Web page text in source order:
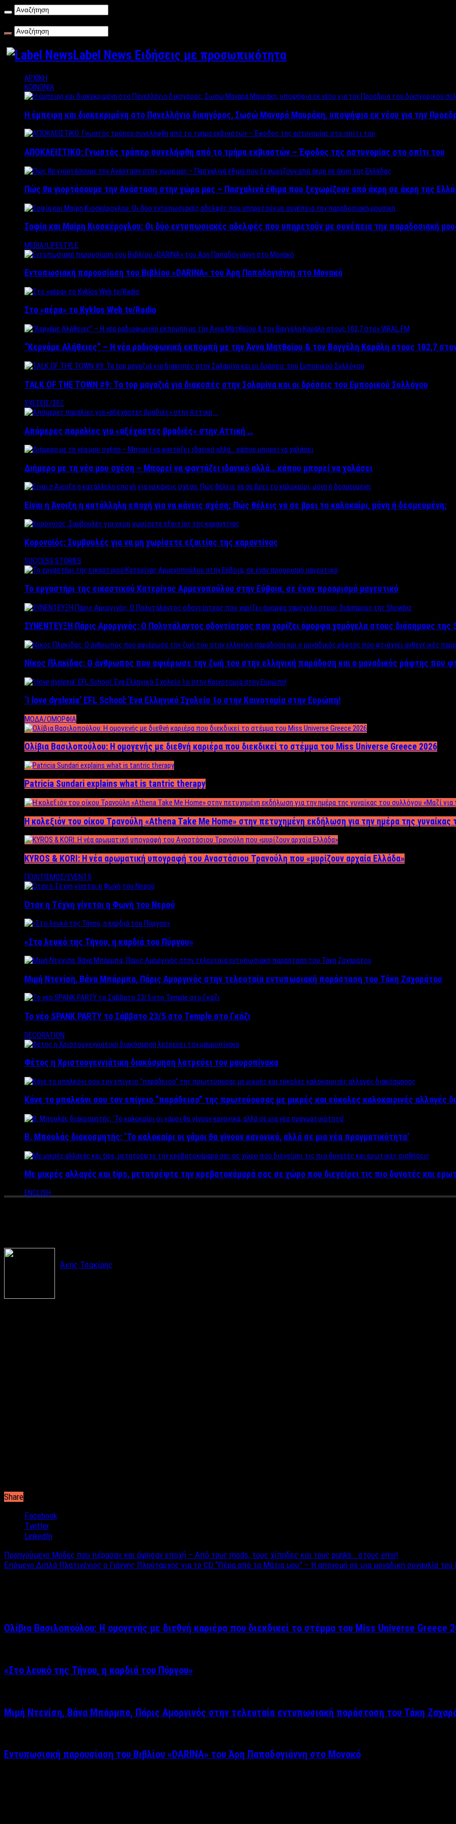
Label News Ειδήσεις με προσωπικότητα
ΑΡΧΙΚΗ
ΚΟΙΝΩΝΙΑ
Η έμπειρη και διακεκριμένη στο Πανελλήνιο δικηγόρος, Σωσώ Μαναρά Μαυράκη, υποψήφια εκ νέου για την
ΑΠΟΚΛΕΙΣΤΙΚΟ: Γνωστός τράπερ συνελήφθη από το τμήμα εκβιαστών – Έφοδος της αστυνομίας στο σπίτι του
Πώς θα γιορτάσουμε την Ανάσταση στην χώρα μας – Πασχαλινά έθιμα που ξεχωρίζουν από άκρη σε άκρη της
Σοφία και Μαίρη Κιοσκέρογλου: Οι δύο εντυπωσιακές αδελφές που υπηρετούν με συνέπεια την παραδοσιακή
MEDIA/LIFESTYLE
Εντυπωσιακή παρουσίαση του Βιβλίου «DARINA» του Άρη Παπαδογιάννη στο Μονακό
Στο «αέρα» το Kyklos Web tv/Radio
“Kερνάμε Αλήθειες” – Η νέα ραδιοφωνική εκπομπή με την Άννα Ματθαίου & τον Βαγγέλη Καράλη στους 102,7
TALK OF THE TOWN #9: Τα top μαγαζιά για διακοπές στην Σαλαμίνα και οι δράσεις του Εμπορικού Συλλόγου
ΣΧΕΣΕΙΣ/ΣΕΞ
Απόμερες παραλίες για «αξέχαστες βραδιές» στην Αττική …
Διήμερο με τη νέα μου σχέση – Μπορεί να φαντάζει ιδανικό αλλά… κάπου μπορεί να χαλάσει
Είναι η Άνοιξη η κατάλληλη εποχή για να κάνεις σχέση; Πώς θέλεις να σε βρει το καλοκαίρι, μόνη ή δεσμευμένη;
Κορονοϊός: Συμβουλές για να μη χωρίσετε εξαιτίας της καραντίνας
SUCCESS STORIES
Το εργαστήρι της εικαστικού Κατερίνας Αρμενοπούλου στην Εύβοια, σε έναν προορισμό μαγευτικό
ΣΥΝΕΝΤΕΥΞΗ Πάρις Αμοργινός: O Πολυτάλαντος οδοντίατρος που χαρίζει όμορφα χαμόγελα στους διάσημους της
Νίκος Πλακίδας: O άνθρωπος που αφιέρωσε την ζωή του στην ελληνική παράδοση και ο μοναδικός ράφτης που
‘Ι love dyslexia’ EFL School: Ένα Ελληνικό Σχολείo 1ο στην Καινοτομία στην Ευρώπη!
ΜΟΔΑ/ΟΜΟΡΦΙΑ
Ολίβια Βασιλοπούλου: Η ομογενής με διεθνή καριέρα που διεκδικεί το στέμμα του Miss Universe Greece 2026
Patricia Sundari explains what is tantric therapy
Η κολεξιόν του οίκου Τρανούλη «Athena Take Me Home» στην πετυχημένη εκδήλωση για την ημέρα της γυναίκας
KYROS & KORI: Η νέα αρωματική υπογραφή του Αναστάσιου Τρανούλη που «μυρίζουν αρχαία Ελλάδα»
ΠΟΛΙΤΙΣΜΟΣ/EVENTS
Όταν η Τέχνη γίνεται η Φωνή του Νερού
«Στο λευκό της Τήνου, η καρδιά του Πύργου»
Μιμή Ντενίση, Βάνα Μπάρμπα, Πάρις Αμοργινός στην τελευταία εντυπωσιακή παράσταση του Τάκη Ζαχαράτου
Το νέο SPANK PARTY το Σάββατο 23/5 στο Temple στο Γκάζι
DECORATION
Φέτος η Χριστουγεννιάτικη διακόσμηση λατρεύει τον μαυροπίνακα
Κάνε το μπαλκόνι σου τον επίγειο “παράδεισο” της πρωτεύουσας με μικρές και εύκολες καλοκαιρινές αλλαγές
Β. Μπουλάς διακοσμητής: ‘Το καλοκαίρι οι γάμοι θα γίνουν κανονικά, αλλά σε μια νέα πραγματικότητα’
Με μικρές αλλαγές και tips, μετατρέψτε την κρεβατοκάμαρά σας σε χώρο που διεγείρει τις πιο δυνατές και
ENGLISH
Άκης Τσακίρης
Share
Facebook
Twitter
LinkedIn
Προηγούμενο Μόδες που πέρασαν και άφησαν εποχή – Από τους mods, τους χίπηδες και τους punks… στους emo!
Επόμενο Διπλά Πλατινένιος ο Γιάννης Πλούταρχος για το CD “Πέρα από τα Μάτια μου” – Η απονομή σε μια μοναδική συναυλία
Ολίβια Βασιλοπούλου: Η ομογενής με διεθνή καριέρα που διεκδικεί το στέμμα του Miss Universe Greece
«Στο λευκό της Τήνου, η καρδιά του Πύργου»
Μιμή Ντενίση, Βάνα Μπάρμπα, Πάρις Αμοργινός στην τελευταία εντυπωσιακή παράσταση του Τάκη
Εντυπωσιακή παρουσίαση του Βιβλίου «DARINA» του Άρη Παπαδογιάννη στο Μονακό